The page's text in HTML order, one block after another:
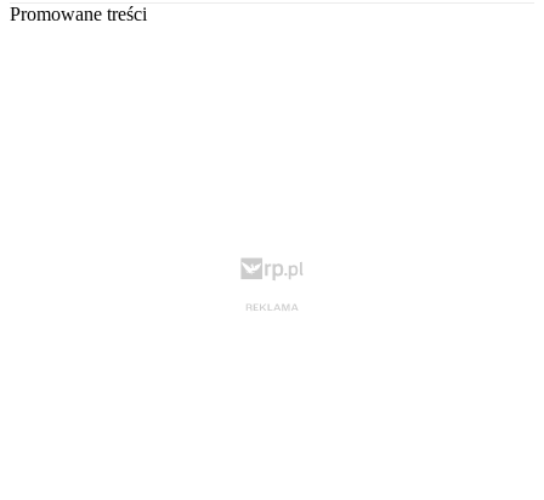
Promowane treści